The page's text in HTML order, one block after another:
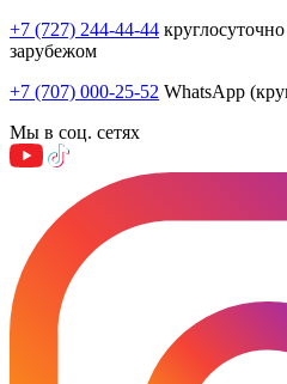
+7 (727) 244-44-44
зарубежом
+7 (707) 000-25-52 WhatsApp
Мы в соц. сетях